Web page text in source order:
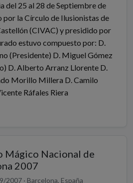
del 25 al 28 de Septiembre de
por la Círculo de Ilusionistas de
(CIVAC) y presidido por
estuvo compuesto por: D.
(Presidente) D. Miguel Gómez
D. Alberto Arranz Llorente D.
Morillo Millera D. Camilo
Ráfales Riera
Mágico Nacional de
2007
· Barcelona, España